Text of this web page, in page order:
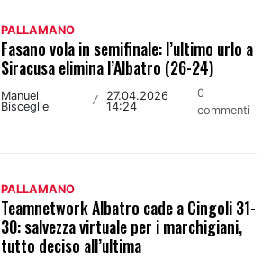
PALLAMANO
Fasano vola in semifinale: l’ultimo urlo a
Siracusa elimina l’Albatro (26-24)
Manuel
Bisceglie
/
27.04.2026
14:24
0
commenti
PALLAMANO
Teamnetwork Albatro cade a Cingoli 31-
30: salvezza virtuale per i marchigiani,
tutto deciso all’ultima